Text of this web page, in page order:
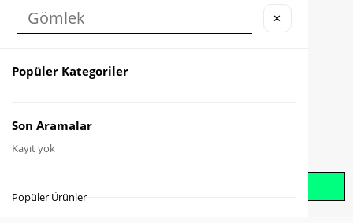
Karşılaştır
Gelince Haber Ver
✕
Popüler Kategoriler
Son Aramalar
Kayıt yok
Popüler Ürünler